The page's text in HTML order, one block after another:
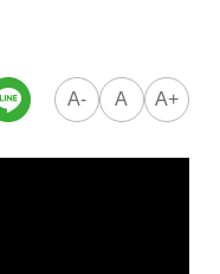
A- A A+